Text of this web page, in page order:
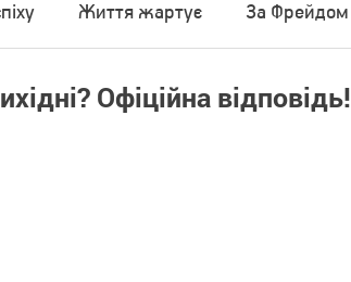
Життя жартує За Фрейдом
Офіційна відповідь!